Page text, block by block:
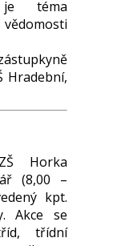
téma
Hradební,
Horka
(8,00 –
kpt.
Akce se
třídní